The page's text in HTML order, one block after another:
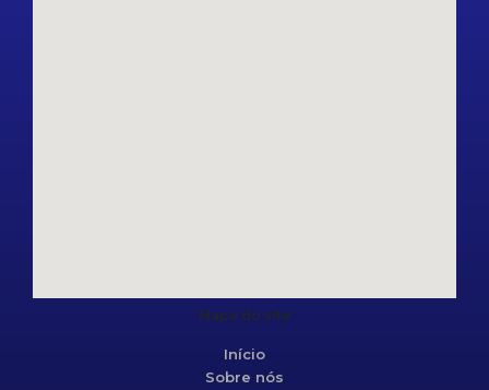
Mapa do site
Início
Sobre nós